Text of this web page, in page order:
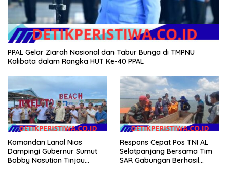
PPAL Gelar Ziarah Nasional dan Tabur Bunga di TMPNU
Kalibata dalam Rangka HUT Ke-40 PPAL
Komandan Lanal Nias
Dampingi Gubernur Sumut
Bobby Nasution Tinjau
Respons Cepat Pos TNI AL
Selatpanjang Bersama Tim
SAR Gabungan Berhasil